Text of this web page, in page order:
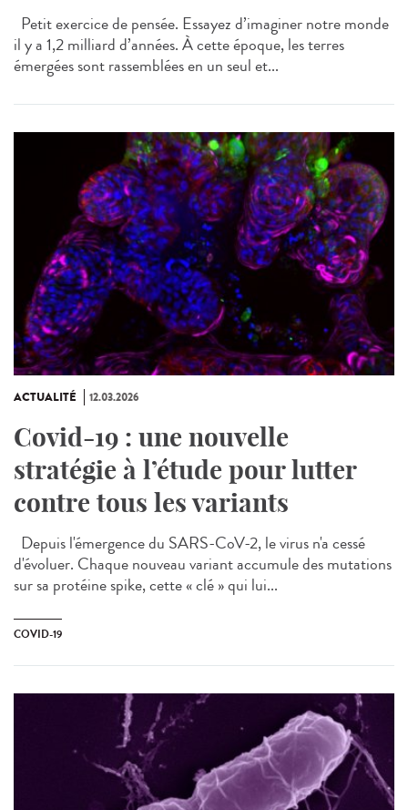
Petit exercice de pensée. Essayez d’imaginer notre monde
il y a 1,2 milliard d’années. À cette époque, les terres
émergées sont rassemblées en un seul et...
ACTUALITÉ 12.03.2026
Covid-19 : une nouvelle
stratégie à l’étude pour lutter
contre tous les variants
Depuis l'émergence du SARS-CoV-2, le virus n'a cessé
d'évoluer. Chaque nouveau variant accumule des mutations
sur sa protéine spike, cette « clé » qui lui...
COVID-19